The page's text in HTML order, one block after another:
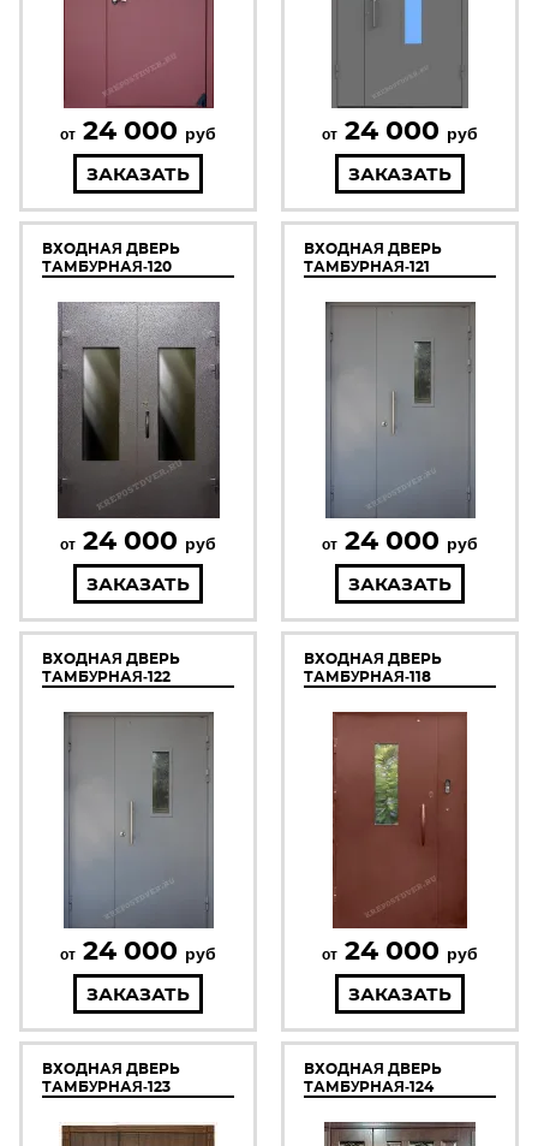
от 24 000 руб
ЗАКАЗАТЬ
от 24 000 руб
ЗАКАЗАТЬ
ВХОДНАЯ ДВЕРЬ
ТАМБУРНАЯ-120
от 24 000 руб
ЗАКАЗАТЬ
ВХОДНАЯ ДВЕРЬ
ТАМБУРНАЯ-121
от 24 000 руб
ЗАКАЗАТЬ
ВХОДНАЯ ДВЕРЬ
ТАМБУРНАЯ-122
от 24 000 руб
ЗАКАЗАТЬ
ВХОДНАЯ ДВЕРЬ
ТАМБУРНАЯ-118
от 24 000 руб
ЗАКАЗАТЬ
ВХОДНАЯ ДВЕРЬ
ТАМБУРНАЯ-123
ВХОДНАЯ ДВЕРЬ
ТАМБУРНАЯ-124